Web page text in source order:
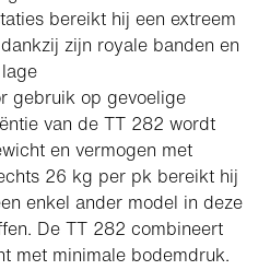
bereikt hij een extreem
zijn royale banden en
gebruik op gevoelige
van de TT 282 wordt
en vermogen met
26 kg per pk bereikt hij
enkel ander model in deze
De TT 282 combineert
met minimale bodemdruk.